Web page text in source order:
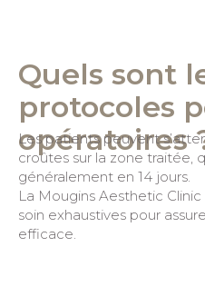
Quels sont
protocoles
opératoires
Les patients peuvent
croûtes sur la zone traitée,
généralement en 14 jours.
La Mougins Aesthetic
soin exhaustives pour
efficace.